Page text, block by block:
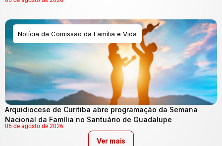
Notícia da Comissão da Família e Vida
Arquidiocese de Curitiba abre programação da Semana
Nacional da Família no Santuário de Guadalupe
06 de agosto de 2026
Ver mais